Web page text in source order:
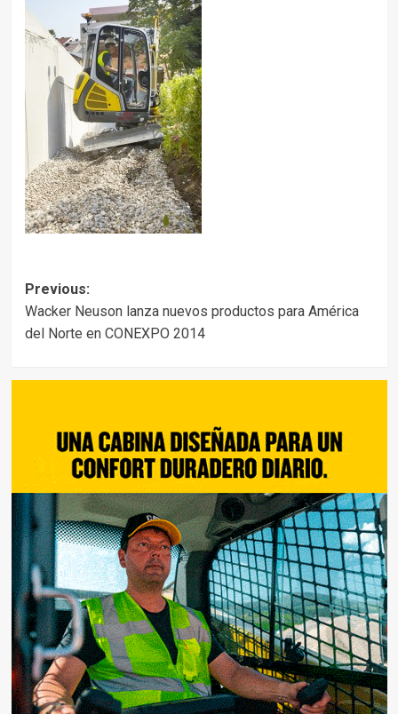
Post
navigation
Previous:
Wacker Neuson lanza nuevos productos para América
del Norte en CONEXPO 2014